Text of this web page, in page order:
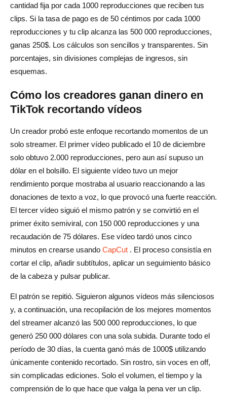
cantidad fija por cada 1000 reproducciones que reciben tus
clips. Si la tasa de pago es de 50 céntimos por cada 1000
reproducciones y tu clip alcanza las 500 000 reproducciones,
ganas 250$. Los cálculos son sencillos y transparentes. Sin
porcentajes, sin divisiones complejas de ingresos, sin
esquemas.
Cómo los creadores ganan dinero en
TikTok recortando vídeos
Un creador probó este enfoque recortando momentos de un
solo streamer. El primer vídeo publicado el 10 de diciembre
solo obtuvo 2.000 reproducciones, pero aun así supuso un
dólar en el bolsillo. El siguiente vídeo tuvo un mejor
rendimiento porque mostraba al usuario reaccionando a las
donaciones de texto a voz, lo que provocó una fuerte reacción.
El tercer vídeo siguió el mismo patrón y se convirtió en el
primer éxito semiviral, con 150 000 reproducciones y una
recaudación de 75 dólares. Ese vídeo tardó unos cinco
minutos en crearse usando CapCut . El proceso consistía en
cortar el clip, añadir subtítulos, aplicar un seguimiento básico
de la cabeza y pulsar publicar.
El patrón se repitió. Siguieron algunos vídeos más silenciosos
y, a continuación, una recopilación de los mejores momentos
del streamer alcanzó las 500 000 reproducciones, lo que
generó 250 000 dólares con una sola subida. Durante todo el
período de 30 días, la cuenta ganó más de 1000$ utilizando
únicamente contenido recortado. Sin rostro, sin voces en off,
sin complicadas ediciones. Solo el volumen, el tiempo y la
comprensión de lo que hace que valga la pena ver un clip.